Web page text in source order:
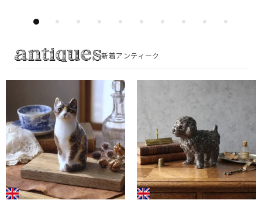
新着アンティーク